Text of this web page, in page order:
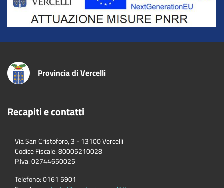
Provincia di Vercelli
Recapiti e contatti
Via San Cristoforo, 3 - 13100 Vercelli
Codice Fiscale:80005210028
P.Iva:02744650025
Telefono:0161 5901